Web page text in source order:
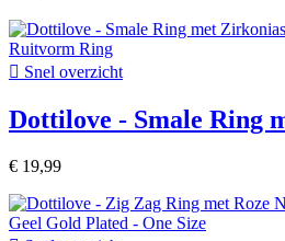
 Snel overzicht
Dottilove - Smale Ring
€ 19,99